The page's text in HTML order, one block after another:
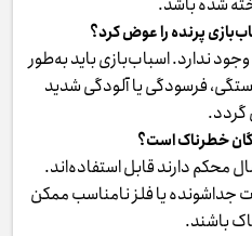
پرنده را عوض کرد؟
ندارد. اسباب‌بازی باید به‌طور
فرسودگی یا آلودگی شدید
خطرناک است؟
محکم دارند قابل استفاده‌اند.
جداشونده یا فلز نامناسب ممکن
باشند.